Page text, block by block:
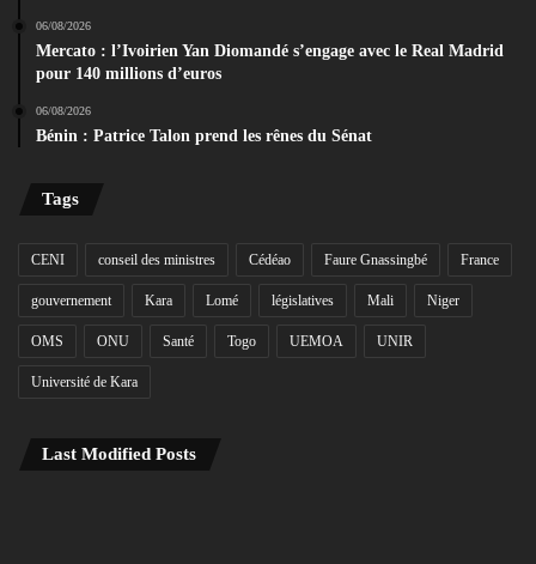
06/08/2026
Mercato : l’Ivoirien Yan Diomandé s’engage avec le Real Madrid
pour 140 millions d’euros
06/08/2026
Bénin : Patrice Talon prend les rênes du Sénat
Tags
CENI conseil des ministres Cédéao Faure Gnassingbé France
gouvernement Kara Lomé législatives Mali Niger
OMS ONU Santé Togo UEMOA UNIR
Université de Kara
Last Modified Posts